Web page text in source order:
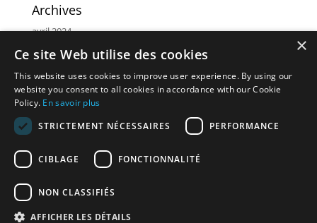
Archives
avril 2024
Non classé
Méta
Flux des publications
Flux des commentaires
×
Ce site Web utilise des cookies
This website uses cookies to improve user experience. By using our
website you consent to all cookies in accordance with our Cookie
Policy. En savoir plus
STRICTEMENT NÉCESSAIRES
PERFORMANCE
CIBLAGE FONCTIONNALITÉ
NON CLASSIFIÉS
AFFICHER LES DÉTAILS